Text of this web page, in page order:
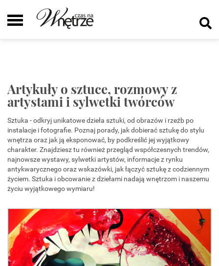
Artykuły o sztuce, rozmowy z
artystami i sylwetki twórców
Sztuka - odkryj unikatowe dzieła sztuki, od obrazów i rzeźb po
instalacje i fotografie. Poznaj porady, jak dobierać sztukę do stylu
wnętrza oraz jak ją eksponować, by podkreślić jej wyjątkowy
charakter. Znajdziesz tu również przegląd współczesnych trendów,
najnowsze wystawy, sylwetki artystów, informacje z rynku
antykwarycznego oraz wskazówki, jak łączyć sztukę z codziennym
życiem. Sztuka i obcowanie z dziełami nadają wnętrzom i naszemu
życiu wyjątkowego wymiaru!